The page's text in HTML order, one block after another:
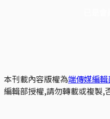
本刊載內容版權為端傳媒編輯
編輯部授權,請勿轉載或複製,